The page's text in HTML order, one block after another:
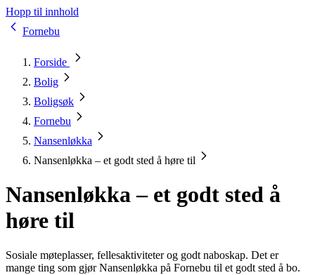
Hopp til innhold
Fornebu
Forside
Bolig
Boligsøk
Fornebu
Nansenløkka
Nansenløkka – et godt sted å høre til
Nansenløkka – et godt sted å
høre til
Sosiale møteplasser, fellesaktiviteter og godt naboskap. Det er
mange ting som gjør Nansenløkka på Fornebu til et godt sted å bo.